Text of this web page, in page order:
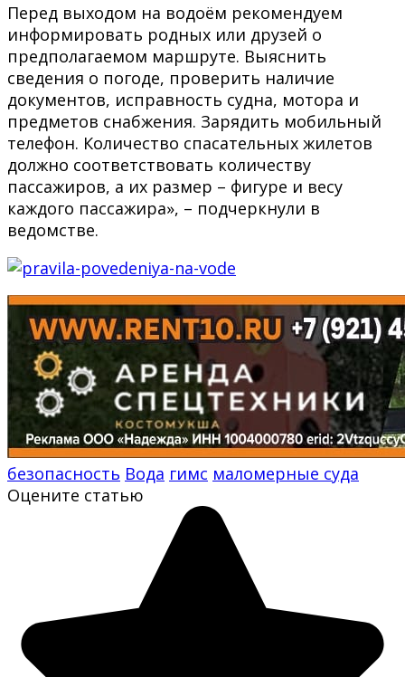
Перед выходом на водоём рекомендуем
информировать родных или друзей о
предполагаемом маршруте. Выяснить
сведения о погоде, проверить наличие
документов, исправность судна, мотора и
предметов снабжения. Зарядить мобильный
телефон. Количество спасательных жилетов
должно соответствовать количеству
пассажиров, а их размер – фигуре и весу
каждого пассажира», – подчеркнули в
ведомстве.
безопасность Вода гимс маломерные суда
Оцените статью